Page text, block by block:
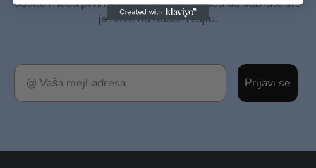
Prijavi se
Budite među prvih 75000+ Sportizmovaca da saznate šta
je novo na našem sajtu.